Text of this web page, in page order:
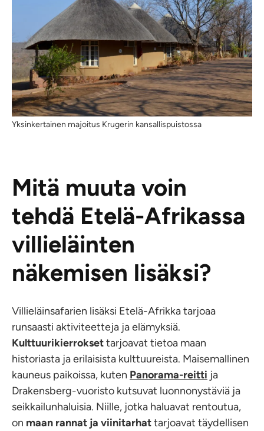
Yksinkertainen majoitus Krugerin kansallispuistossa
Mitä muuta voin
tehdä Etelä-Afrikassa
villieläinten
näkemisen lisäksi?
Villieläinsafarien lisäksi Etelä-Afrikka tarjoaa
runsaasti aktiviteetteja ja elämyksiä.
Kulttuurikierroksettarjoavat tietoa maan
historiasta ja erilaisista kulttuureista. Maisemallinen
kauneus paikoissa, kuten Panorama-reitti ja
Drakensberg-vuoristo kutsuvat luonnonystäviä ja
seikkailunhaluisia. Niille, jotka haluavat rentoutua,
on maan rannat ja viinitarhattarjoavat täydellisen